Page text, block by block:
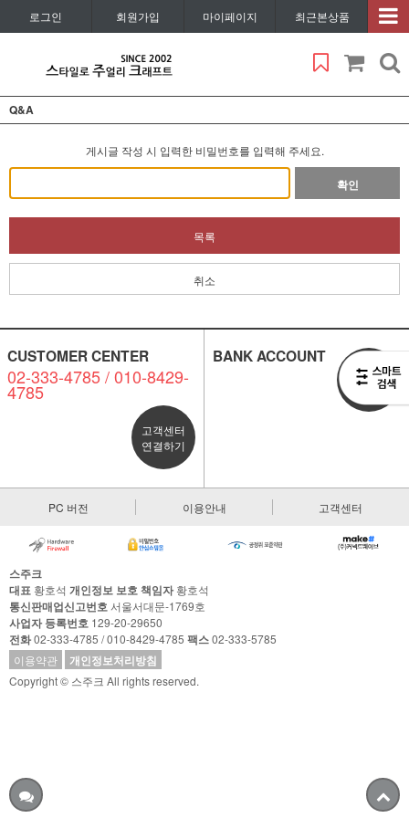
로그인 회원가입 마이페이지 최근본상품
Q&A
게시글 작성 시 입력한 비밀번호를 입력해 주세요.
확인
목록
취소
CUSTOMER CENTER
02-333-4785 / 010-8429-
4785
고객센터
연결하기
BANK ACCOUNT
비회원
1:1 문의
PC 버전 이용안내 고객센터
스주크
대표 황호석 개인정보 보호 책임자황호석
통신판매업신고번호 서울서대문-1769호
사업자 등록번호 129-20-29650
전화02-333-4785 / 010-8429-4785 팩스02-333-5785
이용약관
개인정보처리방침
Copyright © 스주크 All rights reserved.